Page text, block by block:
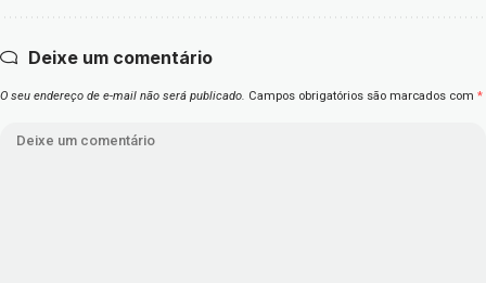
Deixe um comentário
O seu endereço de e-mail não será publicado. Campos obrigatórios são marcados com *